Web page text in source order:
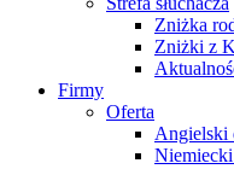
Zniżka
Zniżki z
Firmy
Oferta
Angielski